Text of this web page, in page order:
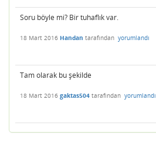
Soru böyle mi? Bir tuhaflık var.
18 Mart 2016 Handan tarafından yorumlandı
Tam olarak bu şekilde
18 Mart 2016 gaktas504 tarafından yorumlandı